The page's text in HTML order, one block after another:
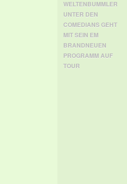
WELTENBUMMLER
UNTER DEN
COMEDIANS GEHT
MIT SEIN EM
BRANDNEUEN
PROGRAMM AUF
TOUR